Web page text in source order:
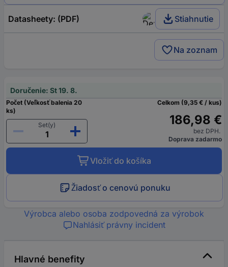
Datasheety: (PDF) Stiahnutie
Na zoznam
Doručenie: St 19. 8.
Počet (Veľkosť balenia 20
ks)
Set(y)
Celkom (9,35 € / kus)
186,98 €
bez DPH.
Doprava zadarmo
Vložiť do košíka
Žiadosť o cenovú ponuku
Výrobca alebo osoba zodpovedná za výrobok
Nahlásiť právny incident
Hlavné benefity